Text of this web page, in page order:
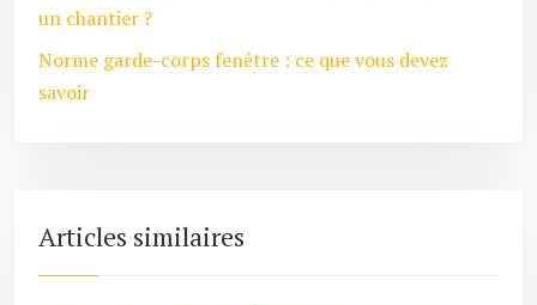
un chantier ?
Norme garde-corps fenêtre : ce que vous devez
savoir
Articles similaires